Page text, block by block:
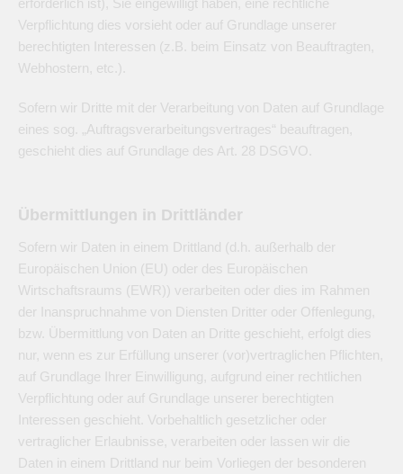
Verpflichtung dies vorsieht oder auf Grundlage unserer
berechtigten Interessen (z.B. beim Einsatz von Beauftragten,
Webhostern, etc.).
Sofern wir Dritte mit der Verarbeitung von Daten auf Grundlage
eines sog. „Auftragsverarbeitungsvertrages“ beauftragen,
geschieht dies auf Grundlage des Art. 28 DSGVO.
Übermittlungen in Drittländer
Sofern wir Daten in einem Drittland (d.h. außerhalb der
Europäischen Union (EU) oder des Europäischen
Wirtschaftsraums (EWR)) verarbeiten oder dies im Rahmen
der Inanspruchnahme von Diensten Dritter oder Offenlegung,
bzw. Übermittlung von Daten an Dritte geschieht, erfolgt dies
nur, wenn es zur Erfüllung unserer (vor)vertraglichen Pflichten,
auf Grundlage Ihrer Einwilligung, aufgrund einer rechtlichen
Verpflichtung oder auf Grundlage unserer berechtigten
Interessen geschieht. Vorbehaltlich gesetzlicher oder
vertraglicher Erlaubnisse, verarbeiten oder lassen wir die
Daten in einem Drittland nur beim Vorliegen der besonderen